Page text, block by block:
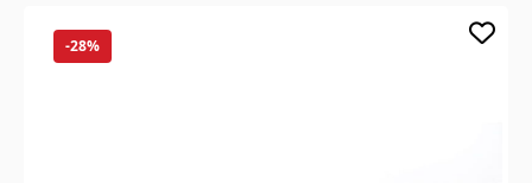
-28%